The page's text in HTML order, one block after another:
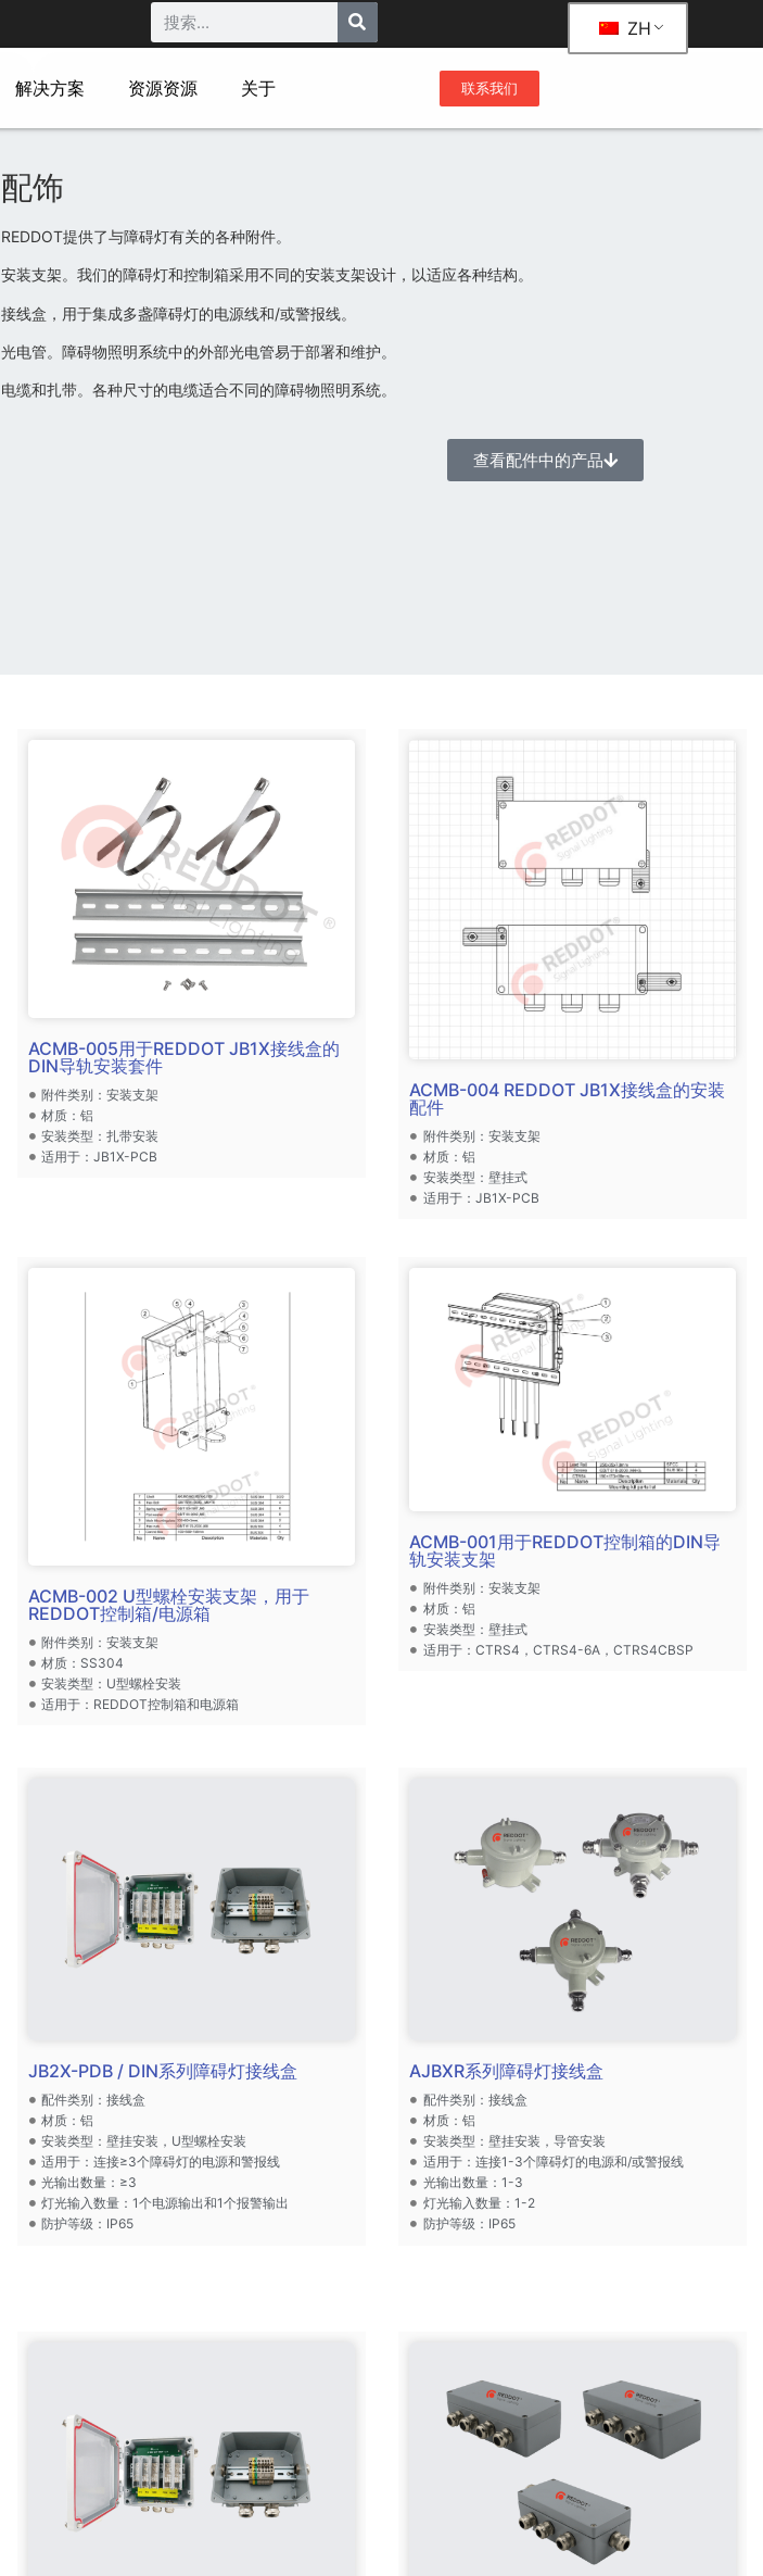
ZH
解决方案 资源资源 关于 联系我们
配饰
REDDOT提供了与障碍灯有关的各种附件。
安装支架。我们的障碍灯和控制箱采用不同的安装支架设计，以适应各种结构。
接线盒，用于集成多盏障碍灯的电源线和/或警报线。
光电管。障碍物照明系统中的外部光电管易于部署和维护。
电缆和扎带。各种尺寸的电缆适合不同的障碍物照明系统。
查看配件中的产品
ACMB-005用于REDDOT JB1X接线盒的
DIN导轨安装套件
附件类别：安装支架
材质：铝
安装类型：扎带安装
适用于：JB1X-PCB
ACMB-004 REDDOT JB1X接线盒的安装
配件
附件类别：安装支架
材质：铝
安装类型：壁挂式
适用于：JB1X-PCB
ACMB-002 U型螺栓安装支架，用于
REDDOT控制箱/电源箱
附件类别：安装支架
材质：SS304
安装类型：U型螺栓安装
适用于：REDDOT控制箱和电源箱
ACMB-001用于REDDOT控制箱的DIN导
轨安装支架
附件类别：安装支架
材质：铝
安装类型：壁挂式
适用于：CTRS4，CTRS4-6A，CTRS4CBSP
JB2X-PDB / DIN系列障碍灯接线盒
配件类别：接线盒
材质：铝
安装类型：壁挂安装，U型螺栓安装
适用于：连接≥3个障碍灯的电源和警报线
光输出数量：≥3
灯光输入数量：1个电源输出和1个报警输出
防护等级：IP65
AJBXR系列障碍灯接线盒
配件类别：接线盒
材质：铝
安装类型：壁挂安装，导管安装
适用于：连接1-3个障碍灯的电源和/或警报线
光输出数量：1-3
灯光输入数量：1-2
防护等级：IP65